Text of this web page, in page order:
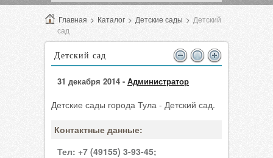
Главная > Каталог > Детские сады > Детский
сад
Детский сад
31 декабря 2014 - Администратор
Детские сады города Тула - Детский сад.
Контактные данные:
Тел: +7 (49155) 3-93-45;